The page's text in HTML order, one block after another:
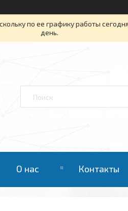
по ее графику работы
день.
О нас Контакты